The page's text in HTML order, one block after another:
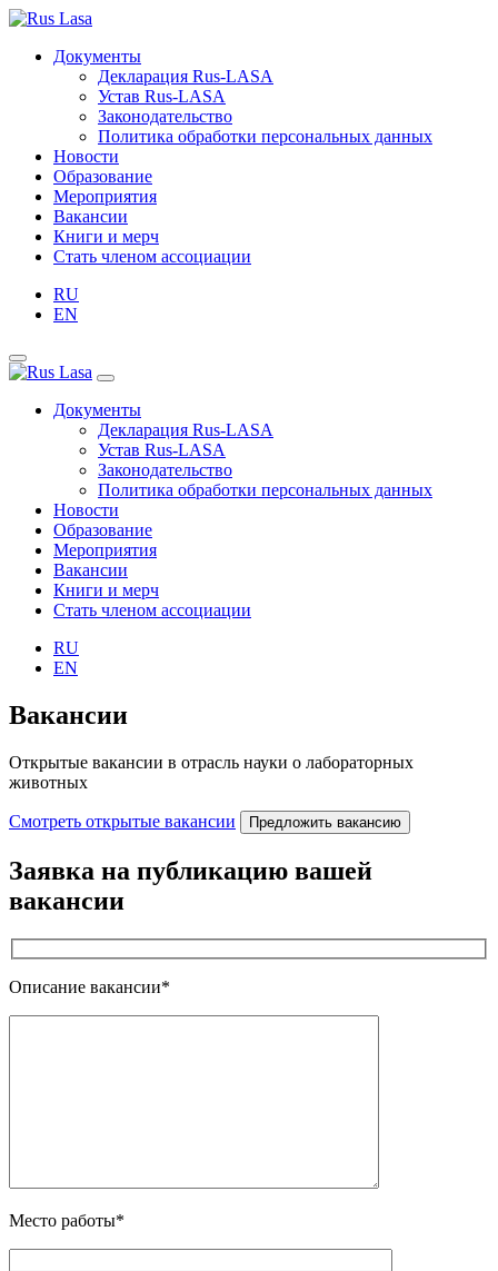
Документы
Декларация Rus-LASA
Устав Rus-LASA
Законодательство
Политика обработки персональных данных
Новости
Образование
Мероприятия
Вакансии
Книги и мерч
Стать членом ассоциации
RU
EN
Документы
Декларация Rus-LASA
Устав Rus-LASA
Законодательство
Политика обработки персональных данных
Новости
Образование
Мероприятия
Вакансии
Книги и мерч
Стать членом ассоциации
RU
EN
Вакансии
Открытые вакансии в отрасль науки о лабораторных
животных
Смотреть открытые вакансии Предложить вакансию
Заявка на публикацию вашей
вакансии
Описание вакансии*
Место работы*